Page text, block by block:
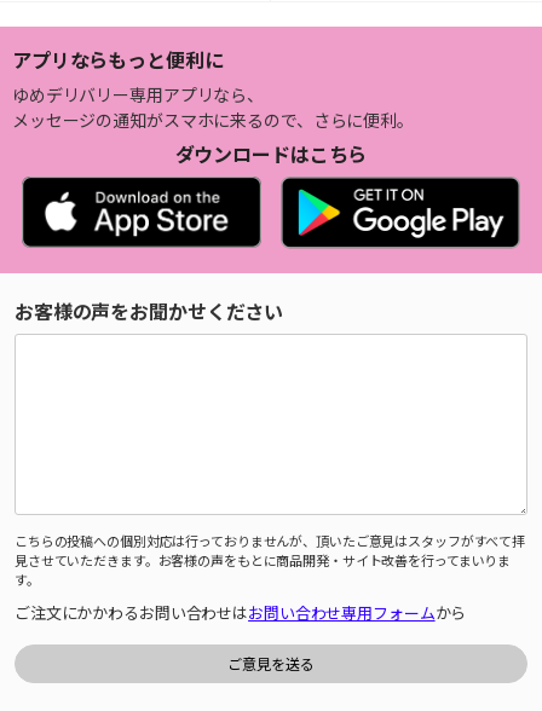
アプリならもっと便利に
ゆめデリバリー専用アプリなら、
メッセージの通知がスマホに来るので、さらに便利。
ダウンロードはこちら
お客様の声をお聞かせください
こちらの投稿への個別対応は行っておりませんが、頂いたご意見はスタッフがすべて拝
見させていただきます。お客様の声をもとに商品開発・サイト改善を行ってまいりま
す。
ご注文にかかわるお問い合わせはお問い合わせ専用フォームから